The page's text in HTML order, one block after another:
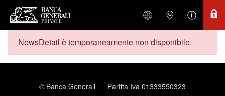
NewsDetail è temporaneamente non disponibile.
© Banca Generali
Partita Iva 01333550323